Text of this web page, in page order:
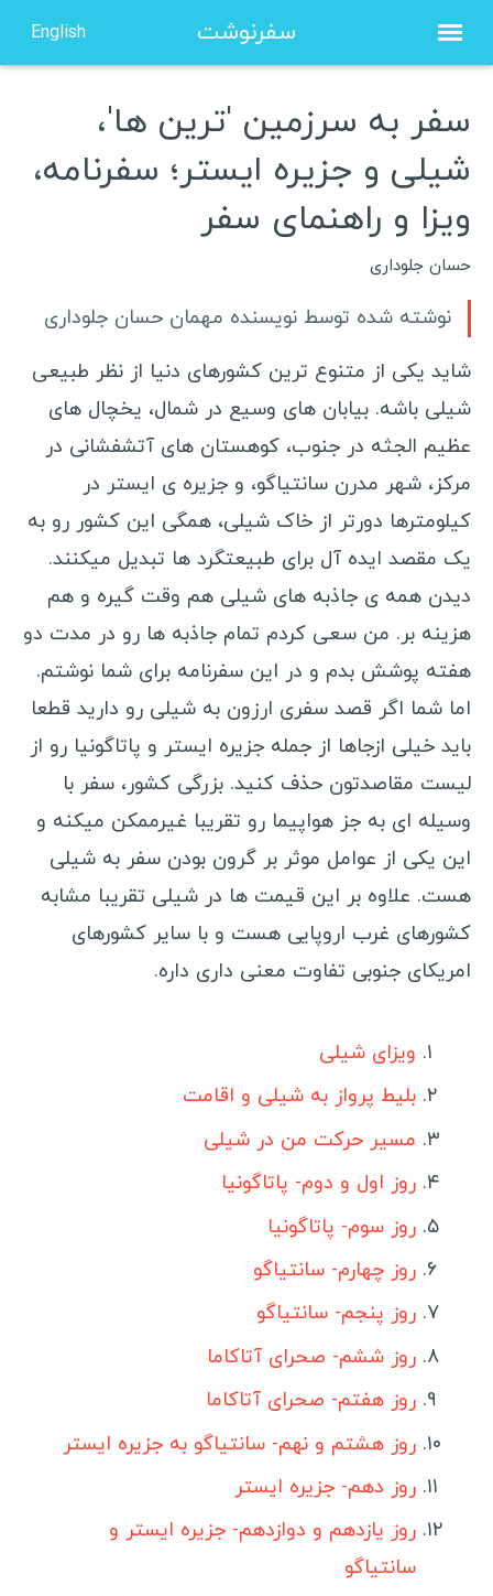
سفرنوشت English
صفحه نخست
درباره من
مشاوره
نویسنده مهمان
ویزا شینگن هلند
ویزا شینگن فرانسه
ویزا شینگن یونان
ویزا شینگن لهستان
ویزا کانادا
ویزا استرالیا
ویزا چین
سفرنامه صربستان
کوچ سرفینگ
خرید بلیط ارزان
انتخاب هاستل
وسایل سفر
ویزا
ویزا کشورهای آسیایی
ویزا کشورهای اروپایی
ویزا کشورهای آمریکای لاتین
راهنمای سفر
شروع جهانگردی
انگلیسی در سفر
سفرنامه آمریکای لاتین
مکزیک
کوبا
برزیل
سفر به سرزمین 'ترین ها'،
شیلی و جزیره ایستر؛ سفرنامه،
ویزا و راهنمای سفر
حسان جلوداری
نوشته شده توسط نویسنده مهمان حسان جلوداری
شاید یکی از متنوع ترین کشورهای دنیا از نظر طبیعی
شیلی باشه. بیابان های وسیع در شمال، یخچال های
عظیم الجثه در جنوب، کوهستان های آتشفشانی در
مرکز، شهر مدرن سانتیاگو، و جزیره ی ایستر در
کیلومترها دورتر از خاک شیلی، همگی این کشور رو به
یک مقصد ایده آل برای طبیعتگرد ها تبدیل میکنند.
دیدن همه ی جاذبه های شیلی هم وقت گیره و هم
هزینه بر. من سعی کردم تمام جاذبه ها رو در مدت دو
هفته پوشش بدم و در این سفرنامه برای شما نوشتم.
اما شما اگر قصد سفری ارزون به شیلی رو دارید قطعا
باید خیلی ازجاها از جمله جزیره ایستر و پاتاگونیا رو از
لیست مقاصدتون حذف کنید. بزرگی کشور، سفر با
وسیله ای به جز هواپیما رو تقریبا غیرممکن میکنه و
این یکی از عوامل موثر بر گرون بودن سفر به شیلی
هست. علاوه بر این قیمت ها در شیلی تقریبا مشابه
کشورهای غرب اروپایی هست و با سایر کشورهای
امریکای جنوبی تفاوت معنی داری داره.
ویزای شیلی
بلیط پرواز به شیلی و اقامت
مسیر حرکت من در شیلی
روز اول و دوم- پاتاگونیا
روز سوم- پاتاگونیا
روز چهارم- سانتیاگو
روز پنجم- سانتیاگو
روز ششم- صحرای آتاکاما
روز هفتم- صحرای آتاکاما
روز هشتم و نهم- سانتیاگو به جزیره ایستر
روز دهم- جزیره ایستر
روز یازدهم و دوازدهم- جزیره ایستر و
سانتیاگو